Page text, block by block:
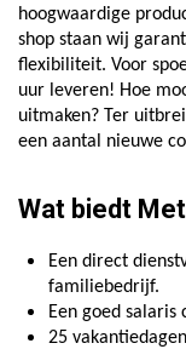
hoogwaardige
shop staan wij
flexibiliteit. Voor
uur leveren! Hoe
uitmaken? Ter
een aantal nieuwe
Wat biedt
Een direct
familiebedrijf.
Een goed
25